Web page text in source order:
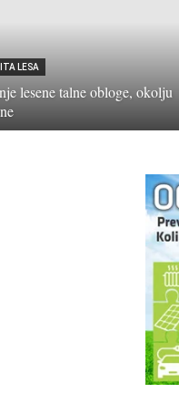
LESA
lesene talne obloge, okolju